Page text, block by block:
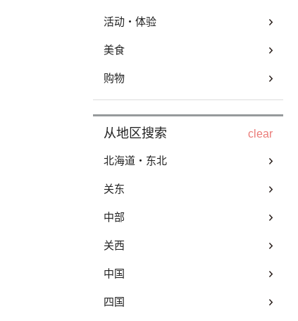
活动・体验
美食
购物
从地区搜索 clear
北海道・东北
关东
中部
关西
中国
四国